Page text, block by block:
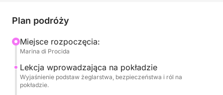
zachwycająco malowniczej scenerii.
Dzień rozpoczyna się o godzinie 9.00 wejściem na
pokład i krótkim wprowadzeniem teoretycznym, po
czym wypływamy na otwarte morze. W zależności
od warunków wiatrowych, pożeglujesz wzdłuż
wybrzeży wysp Ischia i Procida, ucząc się obsługi
Plan podróży
Miejsce rozpoczęcia:
Marina di Procida
Lekcja wprowadzająca na pokładzie
Wyjaśnienie podstaw żeglarstwa, bezpieczeństwa i ról na
pokładzie.